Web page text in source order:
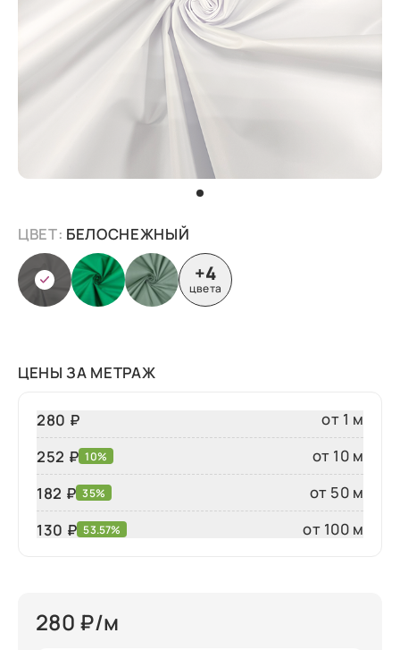
ЦВЕТ: БЕЛОСНЕЖНЫЙ
+4
цвета
ЦЕНЫ ЗА МЕТРАЖ
280 ₽
от 1 м
252 ₽ 10%
от 10 м
182 ₽ 35%
от 50 м
130 ₽ 53.57% от 100 м
280 ₽/м